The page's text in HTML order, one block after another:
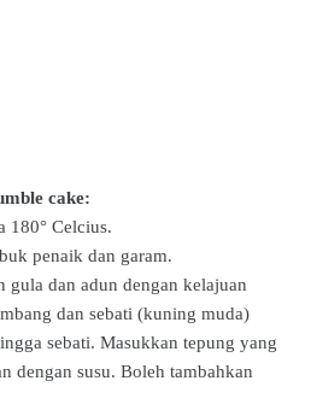
cake:
180° Celcius.
penaik dan garam.
gula dan adun dengan kelajuan
dan sebati (kuning muda)
sebati. Masukkan tepung yang
dengan susu. Boleh tambahkan